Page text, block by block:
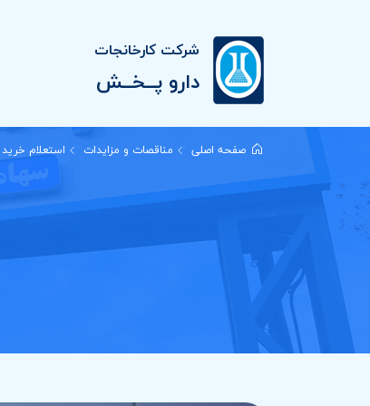
شرکت کارخانجات
دارو پــخــش
صفحه اصلی مناقصات و مزایدات استعلام خرید 1،000 کیلوگرم کلسیم کلراید تزریقی